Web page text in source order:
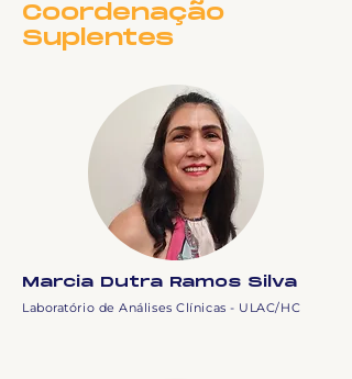
Coordenação
Suplentes
Marcia Dutra Ramos Silva
Laboratório de Análises Clínicas - ULAC/HC